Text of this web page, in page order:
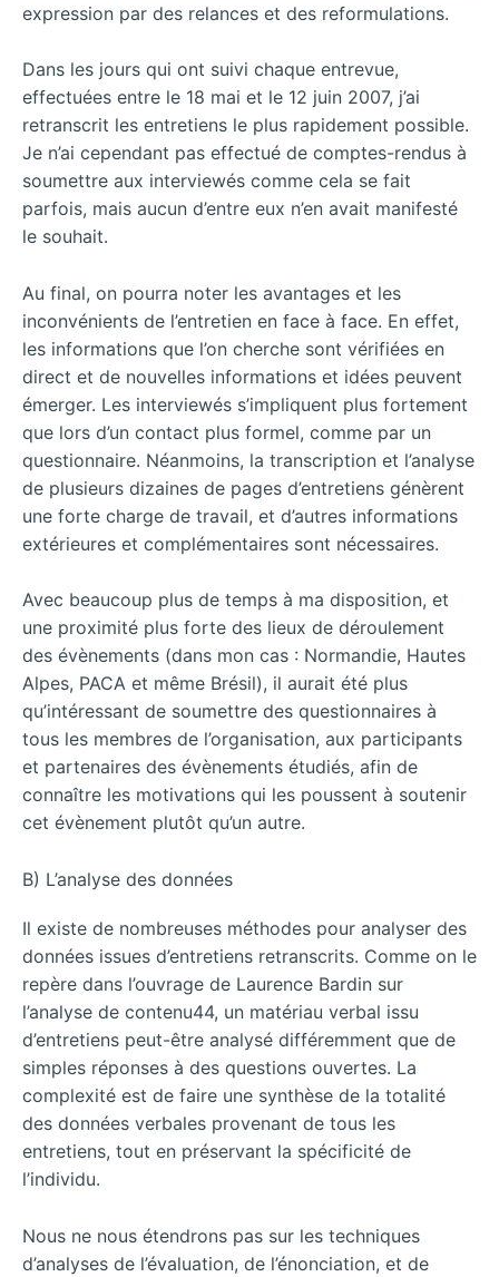
expression par des relances et des reformulations.
Dans les jours qui ont suivi chaque entrevue,
effectuées entre le 18 mai et le 12 juin 2007, j’ai
retranscrit les entretiens le plus rapidement possible.
Je n’ai cependant pas effectué de comptes-rendus à
soumettre aux interviewés comme cela se fait
parfois, mais aucun d’entre eux n’en avait manifesté
le souhait.
Au final, on pourra noter les avantages et les
inconvénients de l’entretien en face à face. En effet,
les informations que l’on cherche sont vérifiées en
direct et de nouvelles informations et idées peuvent
émerger. Les interviewés s’impliquent plus fortement
que lors d’un contact plus formel, comme par un
questionnaire. Néanmoins, la transcription et l’analyse
de plusieurs dizaines de pages d’entretiens génèrent
une forte charge de travail, et d’autres informations
extérieures et complémentaires sont nécessaires.
Avec beaucoup plus de temps à ma disposition, et
une proximité plus forte des lieux de déroulement
des évènements (dans mon cas : Normandie, Hautes
Alpes, PACA et même Brésil), il aurait été plus
qu’intéressant de soumettre des questionnaires à
tous les membres de l’organisation, aux participants
et partenaires des évènements étudiés, afin de
connaître les motivations qui les poussent à soutenir
cet évènement plutôt qu’un autre.
B) L’analyse des données
Il existe de nombreuses méthodes pour analyser des
données issues d’entretiens retranscrits. Comme on le
repère dans l’ouvrage de Laurence Bardin sur
l’analyse de contenu44, un matériau verbal issu
d’entretiens peut-être analysé différemment que de
simples réponses à des questions ouvertes. La
complexité est de faire une synthèse de la totalité
des données verbales provenant de tous les
entretiens, tout en préservant la spécificité de
l’individu.
Nous ne nous étendrons pas sur les techniques
d’analyses de l’évaluation, de l’énonciation, et de